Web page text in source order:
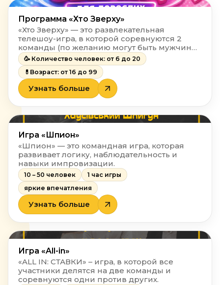
Программа «Хто Зверху»
«Хто Зверху» — это развлекательная
телешоу-игра, в которой соревнуются 2
команды (по желанию могут быть мужчины
против женщин или 2 обычных команды).
🥳 Количество человек: от 6 до 20
💊Возраст: от 16 до 99
Узнать больше
Игра «Шпион»
«Шпион» — это командная игра, которая
развивает логику, наблюдательность и
навыки импровизации.
10 – 50 человек
1 час игры
яркие впечатления
Узнать больше
Игра «All-in»
«ALL IN: СТАВКИ» – игра, в которой все
участники делятся на две команды и
соревнуются одни против других.